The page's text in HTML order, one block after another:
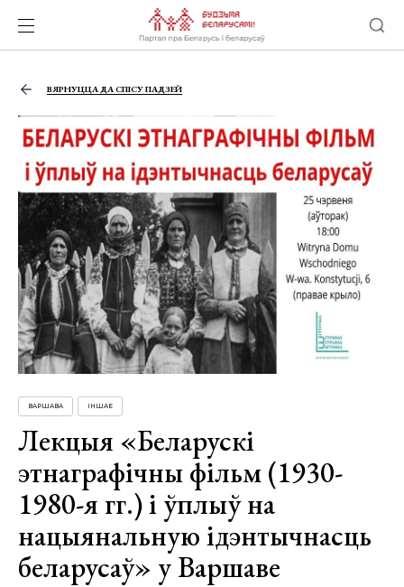
ВЯРНУЦЦА ДА СПІСУ ПАДЗЕЙ
ВАРШАВА ІНШАЕ
Лекцыя «Беларускі
этнаграфічны фільм (1930-
1980-я гг.) і ўплыў на
нацыянальную ідэнтычнасць
беларусаў» у Варшаве